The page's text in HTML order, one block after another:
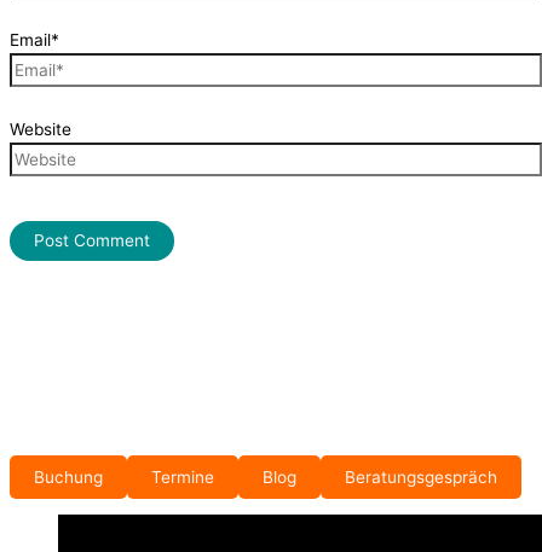
Buchung Termine Blog Beratungsgespräch
Email*
Website